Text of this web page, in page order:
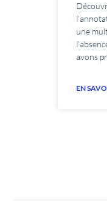
une
avons
EN